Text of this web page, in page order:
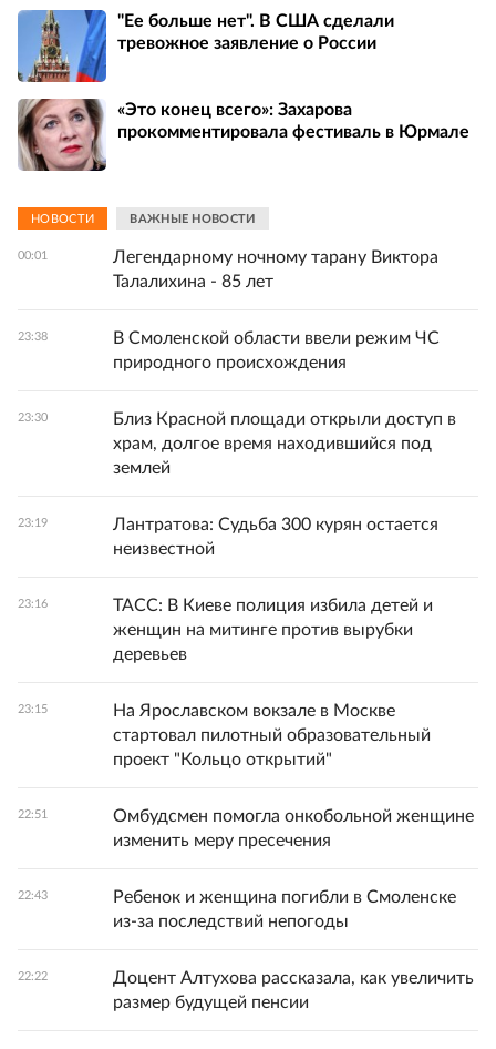
"Ее больше нет". В США сделали
тревожное заявление о России
«Это конец всего»: Захарова
прокомментировала фестиваль в Юрмале
НОВОСТИ ВАЖНЫЕ НОВОСТИ
00:01
Легендарному ночному тарану Виктора
Талалихина - 85 лет
23:38
В Смоленской области ввели режим ЧС
природного происхождения
23:30
Близ Красной площади открыли доступ в
храм, долгое время находившийся под
землей
23:19
Лантратова: Судьба 300 курян остается
неизвестной
23:16
ТАСС: В Киеве полиция избила детей и
женщин на митинге против вырубки
деревьев
23:15
На Ярославском вокзале в Москве
стартовал пилотный образовательный
проект "Кольцо открытий"
22:51
Омбудсмен помогла онкобольной женщине
изменить меру пресечения
22:43
Ребенок и женщина погибли в Смоленске
из-за последствий непогоды
22:22
Доцент Алтухова рассказала, как увеличить
размер будущей пенсии